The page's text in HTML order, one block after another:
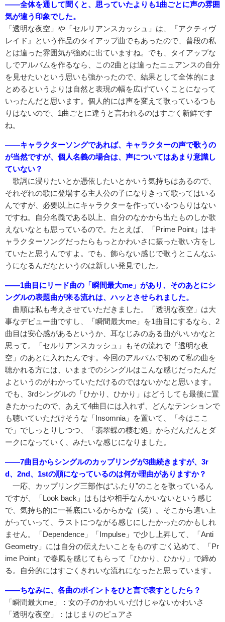
――全体を通して聞くと、思っていたよりも1曲ごとに声の雰囲
気が違う印象でした。
「透明な夜空」や「セルリアンスカッシュ」は、『アクティヴ
レイド』という作品のタイアップ曲でもあったので、普段の私
とは違った雰囲気が強めに出ていますね。でも、タイアップな
しでアルバムを作るなら、この2曲とは違ったニュアンスの自分
を見せたいという思いも強かったので、結果として全体的にま
とめるというよりは自然と表現の幅を広げていくことになって
いったんだと思います。個人的には声を変えて歌っているつも
りはないので、1曲ごとに違うと言われるのはすごく新鮮です
ね。
――キャラクターソングであれば、キャラクターの声で歌うの
が当然ですが、個人名義の場合は、声についてはあまり意識し
ていない？
歌詞に浸りたいとか憑依したいとかいう気持ちはあるので、
それぞれの歌に登場する主人公の子になりきって歌ってはいる
んですが、必要以上にキャラクターを作っているつもりはない
ですね。自分名義である以上、自分のなかから出たものしか歌
えないなとも思っているので。たとえば、「Prime Point」はキ
ャラクターソングだったらもっとかわいさに振った歌い方をし
ていたと思うんですよ。でも、飾らない感じで歌うとこんなふ
うになるんだなというのは新しい発見でした。
――1曲目にリード曲の「瞬間最大me」があり、そのあとにシ
ングルの表題曲が来る流れは、ハッとさせられました。
曲順は私も考えさせていただきました。「透明な夜空」は大
事なデビュー曲ですし、「瞬間最大me」を1曲目にするなら、2
曲目は安心感があるというか、耳なじみのある曲がいいかなと
思って。「セルリアンスカッシュ」もその流れで「透明な夜
空」のあとに入れたんです。今回のアルバムで初めて私の曲を
聴かれる方には、いままでのシングルはこんな感じだったんだ
よというのがわかっていただけるのではないかなと思います。
でも、3rdシングルの「ひかり、ひかり」はどうしても最後に置
きたかったので、あえて4曲目には入れず、どんなテンションで
も聴いていただけそうな「Insomnia」を置いて、「今はここ
で」でしっとりしつつ、「翡翠蝶の棲む処」からだんだんとダ
ークになっていく、みたいな感じになりました。
――7曲目からシングルのカップリングが3曲続きますが、3r
d、2nd、1stの順になっているのは何か理由がありますか？
一応、カップリング三部作は“ふたり”のことを歌っているん
ですが、「Look back」はもはや相手なんかいないという感じ
で、気持ち的に一番底にいるからかな（笑）。そこから這い上
がっていって、ラストにつながる感じにしたかったのかもしれ
ません。「Dependence」「Impulse」で少し上昇して、「Anti
Geometry」には自分の伝えたいことをものすごく込めて、「Pr
ime Point」で春風を感じてもらって「ひかり、ひかり」で締め
る。自分的にはすごくきれいな流れになったと思っています。
――ちなみに、各曲のポイントをひと言で表すとしたら？
「瞬間最大me」：女の子のかわいいだけじゃないかわいさ
「透明な夜空」：はじまりのピュアさ